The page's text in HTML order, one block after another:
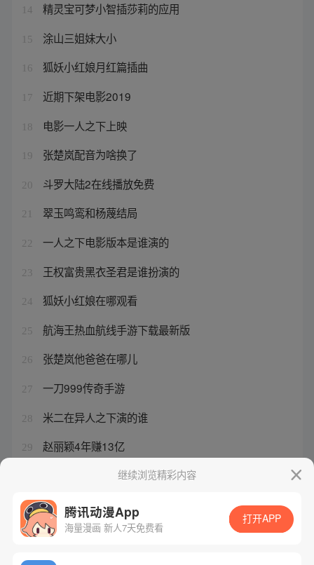
14 精灵宝可梦小智插莎莉的应用
15 涂山三姐妹大小
16 狐妖小红娘月红篇插曲
17 近期下架电影2019
18 电影一人之下上映
19 张楚岚配音为啥换了
20 斗罗大陆2在线播放免费
21 翠玉鸣鸾和杨蔑结局
22 一人之下电影版本是谁演的
23 王权富贵黑衣圣君是谁扮演的
24 狐妖小红娘在哪观看
25 航海王热血航线手游下载最新版
26 张楚岚他爸爸在哪儿
27 一刀999传奇手游
28 米二在异人之下演的谁
29 赵丽颖4年赚13亿
狐妖小红娘壁纸全角色继续浏览精彩内容
腾讯动漫App
海量漫画 新人7天免费看
打开APP